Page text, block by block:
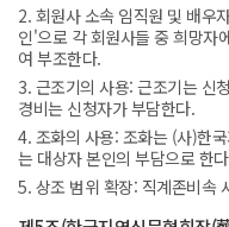
2. 회원사 소속 임직원 및 배우
인'으로 각 회원사들 중 희망자
여 부조한다.
3. 근조기의 사용: 근조기는 신
경비는 신청자가 부담한다.
4. 조화의 사용: 조화는 (사)한
는 대상자 본인의 부담으로 한
5. 상조 범위 확장: 직계존비속